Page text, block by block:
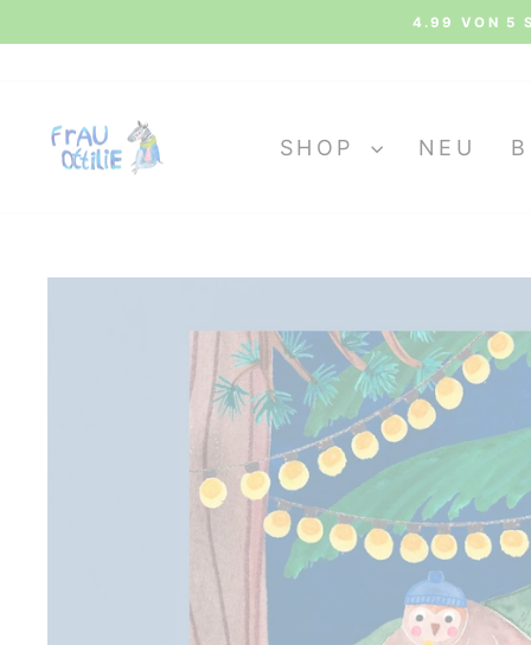
4.99 VON 5
SHOP NEU